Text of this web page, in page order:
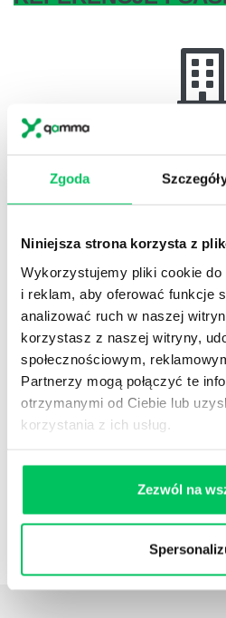
Zgoda
Niniejsza strona korzysta z
Wykorzystujemy pliki cookie
i reklam, aby oferować funkcje
analizować ruch w naszej
korzystasz z naszej witryny,
społecznościowym,
Partnerzy mogą połączyć te
otrzymanymi od Ciebie lub
korzystania z ich usług.
Zezwól na
Administracja
Pełna lista
Case
Zestawienie